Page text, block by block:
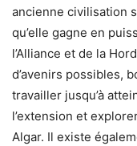
ancienne civilisation
qu’elle gagne en
l’Alliance et de la
d’avenirs possibles,
travailler jusqu’à
l’extension et
Algar. Il existe